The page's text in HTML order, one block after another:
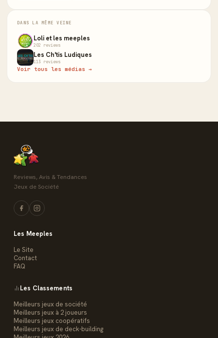
DANS LA MÊME VEINE
Loli et les meeples
202 reviews
Les Ch'tis Ludiques
113 reviews
Voir tous les médias →
Reviews, Avis & Tendances
Jeux de Société
Les Meeples
Le Site
Contact
FAQ
Les Classements
Meilleurs jeux de société
Meilleurs jeux à 2 joueurs
Meilleurs jeux coopératifs
Meilleurs jeux de deck-building